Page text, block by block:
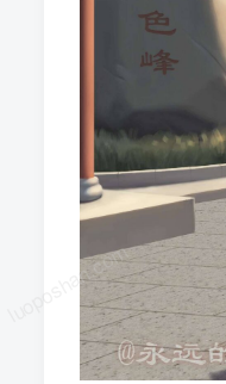
luoposhan.com